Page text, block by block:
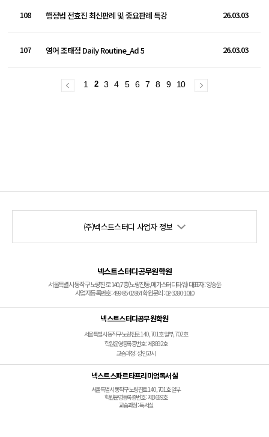
108 행정법 전효진 최신판례 및 중요판례 특강 26.03.03
107 영어 조태정 Daily Routine_Ad 5 26.03.03
1 2 3 4 5 6 7 8 9 10
(주)넥스트스터디 사업자 정보
넥스트스터디공무원학원
서울특별시 동작구 노량진로 140, 7층(노량진동, 메가스터디타워) 대표자 : 양승윤
사업자등록번호 : 499-85-02864 학원문의 : 02-3280-1010
넥스트스터디공무원학원
서울특별시 동작구 노량진로 140, 701호 일부, 702호
학원운영등록증번호 : 제3892호
교습과정 : 성인고시
넥스트스파르타프리미엄독서실
서울특별시 동작구 노량진로 140, 701호 일부
학원운영등록증번호 : 제3659호
교습과정 : 독서실